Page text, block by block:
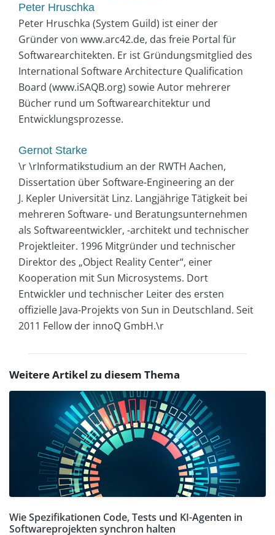
Peter Hruschka
Peter Hruschka (System Guild) ist einer der
Gründer von www.arc42.de, das freie Portal für
Softwarearchitekten. Er ist Gründungsmitglied des
International Software Architecture Qualification
Board (www.iSAQB.org) sowie Autor mehrerer
Bücher rund um Softwarearchitektur und
Entwicklungsprozesse.
Gernot Starke
\r \rInformatikstudium an der RWTH Aachen,
Dissertation über Software-Engineering an der
J. Kepler Universität Linz. Langjährige Tätigkeit bei
mehreren Software- und Beratungsunternehmen
als Softwareentwickler, -architekt und technischer
Projektleiter. 1996 Mitgründer und technischer
Direktor des „Object Reality Center“, einer
Kooperation mit Sun Microsystems. Dort
Entwickler und technischer Leiter des ersten
offizielle Java-Projekts von Sun in Deutschland. Seit
2011 Fellow der innoQ GmbH.\r
Weitere Artikel zu diesem Thema
Wie Spezifikationen Code, Tests und KI-Agenten in
Softwareprojekten synchron halten